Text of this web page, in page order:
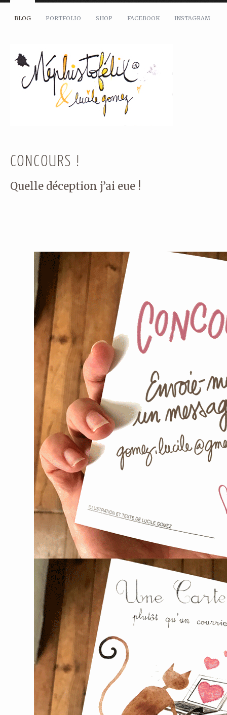
BLOG PORTFOLIO SHOP FACEBOOK INSTAGRAM
CONCOURS !
Quelle déception j’ai eue !